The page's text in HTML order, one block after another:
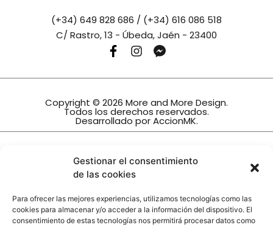
Gestionar el consentimiento
de las cookies
Para ofrecer las mejores experiencias, utilizamos tecnologías como las
cookies para almacenar y/o acceder a la información del dispositivo. El
consentimiento de estas tecnologías nos permitirá procesar datos como
(+34) 649 828 686 / (+34) 616 086 518
C/ Rastro, 13 - Úbeda, Jaén - 23400
Copyright © 2026 More and More Design.
Todos los derechos reservados.
Desarrollado porAccionMK.
INTERIORISMO TRINIDAD, S.L.
Ha sido beneficiario de la subvención
Orden de 27 de diciembre de 2022, por la que se
concesión de subvenciones, en régimen de
concurrencia no competitiva, destinadas a
actualizar e impulsar el sector comercial en